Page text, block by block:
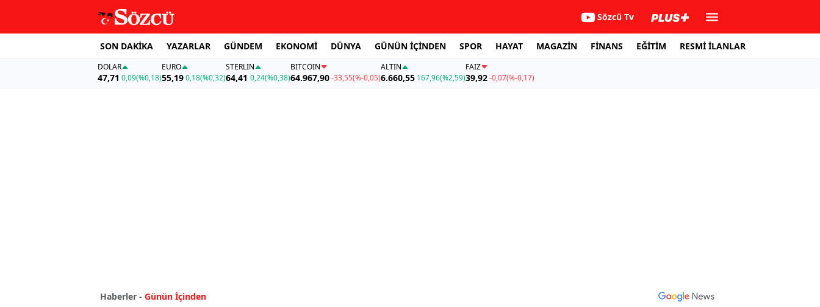
Sözcü Tv
SON DAKİKA YAZARLAR GÜNDEM EKONOMİ DÜNYA GÜNÜN İÇİNDEN SPOR HAYAT MAGAZİN FİNANS EĞİTİM RESMİ İLANLAR
DOLAR
47,71 0,09(%0,18)
EURO
55,19 0,18(%0,32)
STERLIN
64,41 0,24(%0,38)
BITCOIN
64.967,90-33,55(%-0,05)
ALTIN
6.660,55 167,96(%2,59)
FAİZ
39,92-0,07(%-0,17)
Haberler - Günün İçinden